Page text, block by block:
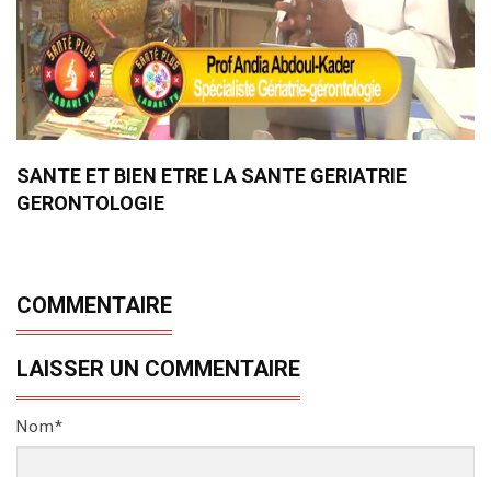
SANTE ET BIEN ETRE LA SANTE GERIATRIE
GERONTOLOGIE
COMMENTAIRE
LAISSER UN COMMENTAIRE
Nom*